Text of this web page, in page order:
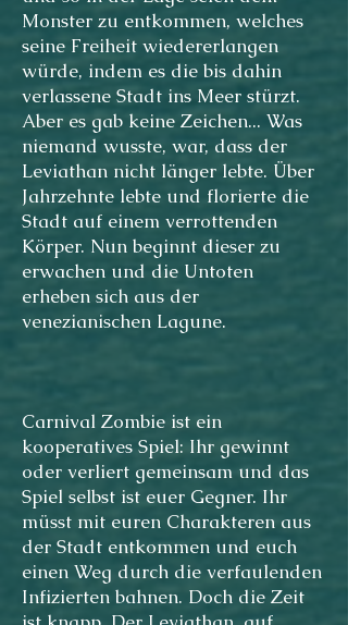
Monster zu entkommen, welches
seine Freiheit wiedererlangen
würde, indem es die bis dahin
verlassene Stadt ins Meer stürzt.
Aber es gab keine Zeichen... Was
niemand wusste, war, dass der
Leviathan nicht länger lebte. Über
Jahrzehnte lebte und florierte die
Stadt auf einem verrottenden
Körper. Nun beginnt dieser zu
erwachen und die Untoten
erheben sich aus der
venezianischen Lagune.
Carnival Zombie ist ein
kooperatives Spiel: Ihr gewinnt
oder verliert gemeinsam und das
Spiel selbst ist euer Gegner. Ihr
müsst mit euren Charakteren aus
der Stadt entkommen und euch
einen Weg durch die verfaulenden
Infizierten bahnen. Doch die Zeit